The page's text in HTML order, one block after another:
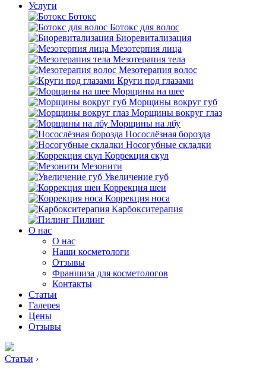
Услуги
Ботокс
Ботокс для волос
Биоревитализация
Мезотерпия лица
Мезотерапия тела
Мезотерапия волос
Круги под глазами
Морщины на шее
Морщины вокруг губ
Морщины вокруг глаз
Морщины на лбу
Носослёзная борозда
Носогубные складки
Коррекция скул
Мезонити
Увеличение губ
Коррекция шеи
Коррекция носа
Карбокситерапия
Пилинг
O нас
O нас
Наши косметологи
Отзывы
Франшиза для косметологов
Контакты
Статьи
Галерея
Цены
Отзывы
Статьи ›